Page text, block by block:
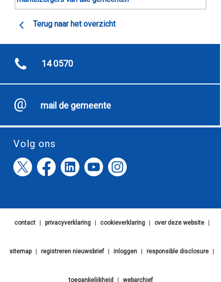
Terug naar het overzicht
14 0570
mail de gemeente
Volg ons
contact privacyverklaring cookieverklaring over deze website
sitemap registreren nieuwsbrief inloggen responsible disclosure
toegankelijkheid webarchief